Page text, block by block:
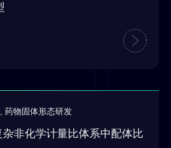
药物固体形态研发
非化学计量比体系中配体比